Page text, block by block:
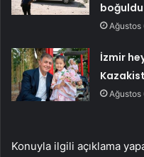
boğuldu
Ağustos
İzmir
Ağustos
Konuyla ilgili açıklama